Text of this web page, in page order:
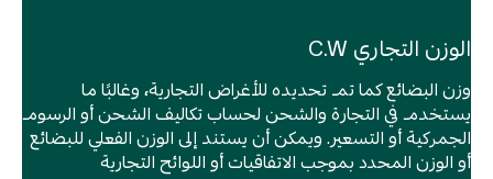
الوزن التجاري C.W
وزن البضائع كما تم تحديده للأغراض التجارية، وغالبًا ما
يستخدم في التجارة والشحن لحساب تكاليف الشحن أو الرسوم
الجمركية أو التسعير. ويمكن أن يستند إلى الوزن الفعلي للبضائع
أو الوزن المحدد بموجب الاتفاقيات أو اللوائح التجارية